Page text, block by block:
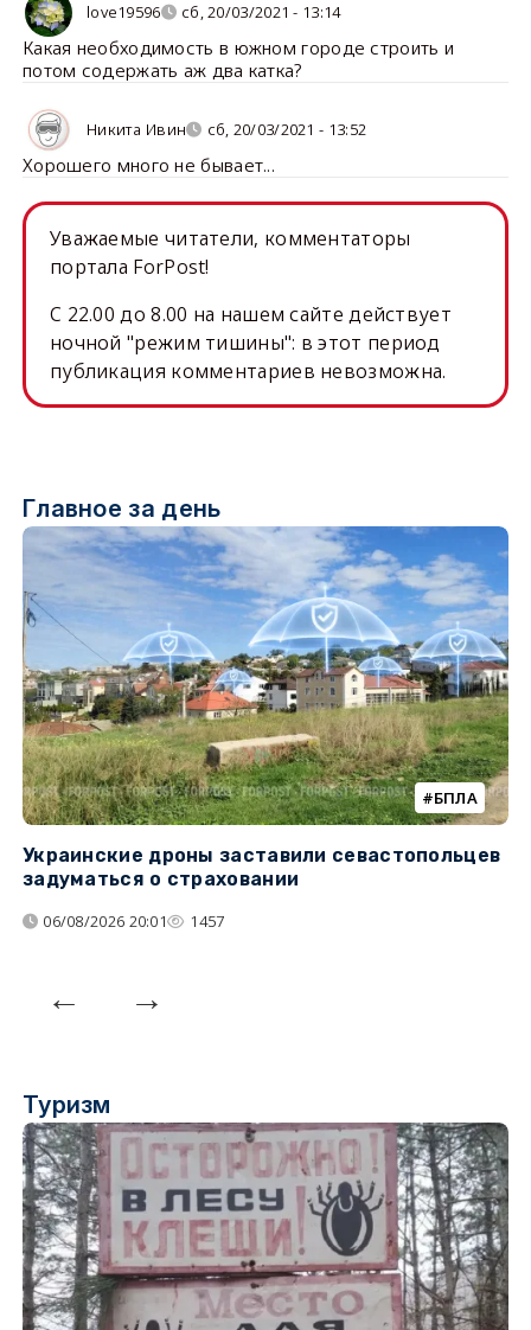
love19596 сб, 20/03/2021 - 13:14
Какая необходимость в южном городе строить и
потом содержать аж два катка?
Никита Ивин сб, 20/03/2021 - 13:52
Хорошего много не бывает...
Уважаемые читатели, комментаторы
портала ForPost!
C 22.00 до 8.00 на нашем сайте действует
ночной "режим тишины": в этот период
публикация комментариев невозможна.
Главное за день
БПЛА
Украинские дроны заставили севастопольцев
задуматься о страховании
06/08/2026 20:01 1457
Туризм